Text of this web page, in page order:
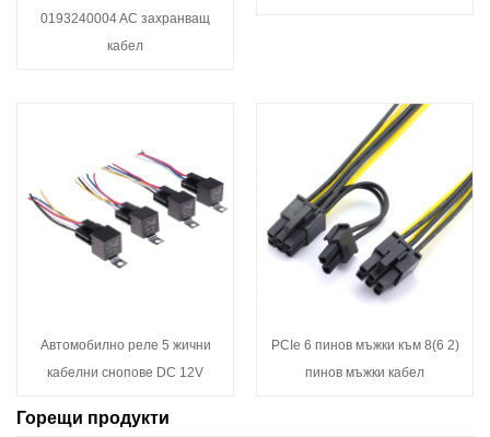
0193240004 AC захранващ
кабел
Автомобилно реле 5 жични
кабелни снопове DC 12V
PCIe 6 пинов мъжки към 8(6 2)
пинов мъжки кабел
Горещи продукти